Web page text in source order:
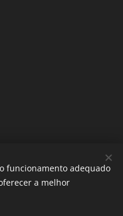
funcionamento adequado
a melhor